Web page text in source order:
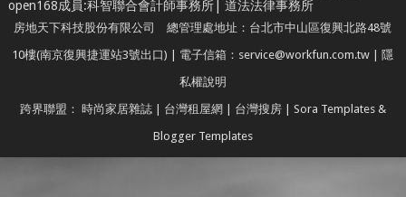
open168成員:科智聯合會計師事務所| 道法法律事務所
房地天下科技股份有限公司 總管理處地址：台北市中山區復興北路48號
10樓(南京復興捷運站3號出口) | 電子信箱：service@workfun.com.tw | 隱
私權說明
跨界聯盟： 時尚家居雜誌| 台灣租屋網 台灣搜房| Sora Templates&
Blogger Templates